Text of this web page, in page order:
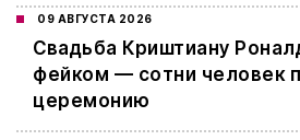
09 АВГУСТА 2026
Свадьба Криштиану
фейком — сотни человек
церемонию